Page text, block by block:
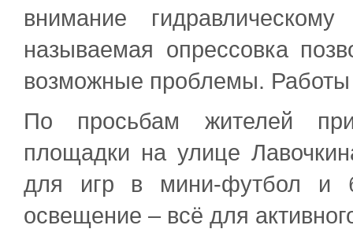
внимание
называемая опрессовка
возможные проблемы. Работы
По просьбам жителей
площадки на улице
для игр в мини-футбол и
освещение – всё для